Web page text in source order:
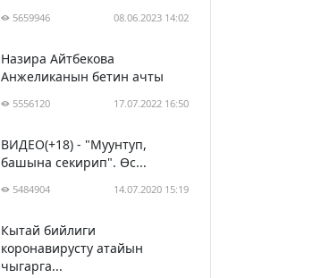
5659946 08.06.2023 14:02
Назира Айтбекова
Анжеликанын бетин ачты
5556120 17.07.2022 16:50
ВИДЕО(+18) - "Муунтуп,
башына секирип". Өс...
5484904 14.07.2020 15:19
Кытай бийлиги
коронавирусту атайын
чыгарга...